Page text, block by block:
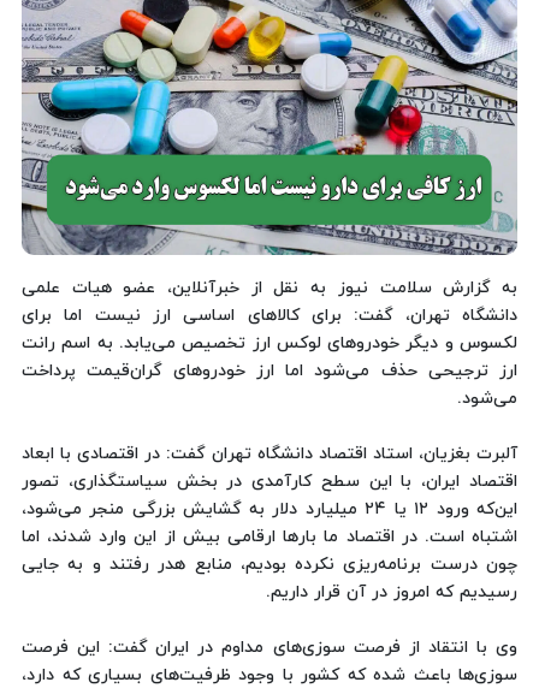
به گزارش سلامت نیوز به نقل از خبرآنلاین، عضو هیات علمی
دانشگاه تهران، گفت: برای کالاهای اساسی ارز نیست اما برای
لکسوس و دیگر خودروهای لوکس ارز تخصیص می‌یابد. به اسم رانت
ارز ترجیحی حذف می‌شود اما ارز خودروهای گران‌قیمت پرداخت
می‌شود.
آلبرت بغزیان، استاد اقتصاد دانشگاه تهران گفت: در اقتصادی با ابعاد
اقتصاد ایران، با این سطح کارآمدی در بخش سیاستگذاری، تصور
این‌که ورود ۱۲ یا ۲۴ میلیارد دلار به گشایش بزرگی منجر می‌شود،
اشتباه است. در اقتصاد ما بارها ارقامی بیش از این وارد شدند، اما
چون درست برنامه‌ریزی نکرده بودیم، منابع هدر رفتند و به جایی
رسیدیم که امروز در آن قرار داریم.
وی با انتقاد از فرصت سوزی‌های مداوم در ایران گفت:‌ این فرصت
سوزی‌ها باعث شده که کشور با وجود ظرفیت‌های بسیاری که دارد،